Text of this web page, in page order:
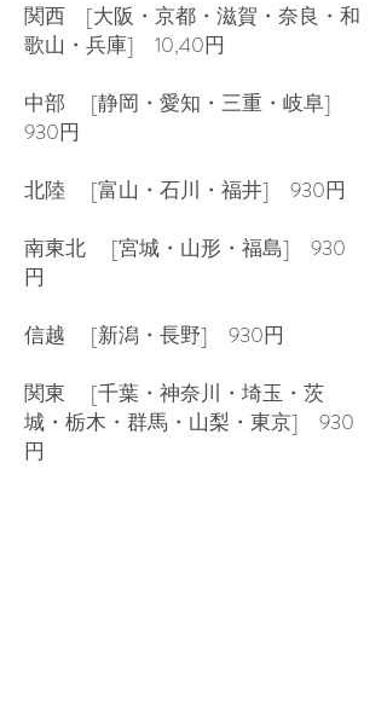
関西 [大阪・京都・滋賀・奈良・和
歌山・兵庫] 10,40円
中部 [静岡・愛知・三重・岐阜]
930円
北陸 [富山・石川・福井] 930円
南東北 [宮城・山形・福島] 930
円
信越 [新潟・長野] 930円
関東 [千葉・神奈川・埼玉・茨
城・栃木・群馬・山梨・東京] 930
円